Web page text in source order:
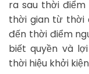
ra sau thời
thời gian từ thời
đến thời điểm
biết quyền và
thời hiệu khởi